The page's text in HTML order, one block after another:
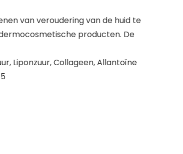
van veroudering van de huid te
producten. De
Liponzuur, Collageen, Allantoïne